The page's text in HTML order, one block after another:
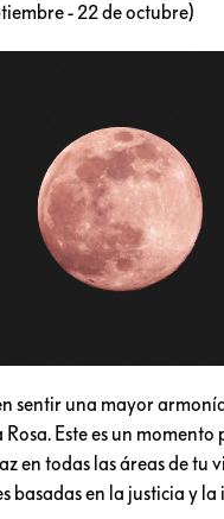
- 22 de octubre)
sentir una mayor
Este es un momento
en todas las áreas de tu
basadas en la justicia y